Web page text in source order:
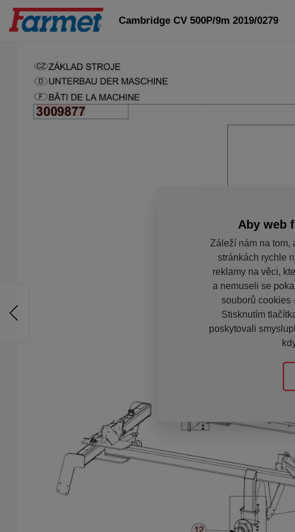
Cambridge CV 500P/9m 2019/0279
Aby web
Záleží nám na tom,
stránkách rychle
reklamy na věci,
a nemuseli se
souborů cookies
Stisknutím
poskytovali